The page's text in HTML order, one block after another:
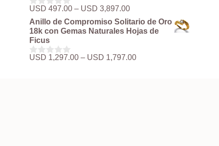
USD 497.00
USD 3,897.00
0
d
e
5
USD 497.00 – USD 3,897.00Rango
de
precios:
desde
hasta
Anillo de Compromiso Solitario de Oro
18k con Gemas Naturales Hojas de
Ficus
0
USD 1,297.00 – USD 1,797.00Rango